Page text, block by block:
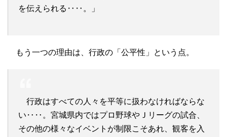
を伝えられる‥‥。」
もう一つの理由は、行政の「公平性」という点。
行政はすべての人々を平等に扱わなければならな
い‥‥。宮城県内ではプロ野球やＪリーグの試合、
その他の様々なイベントが制限こそあれ、観客を入